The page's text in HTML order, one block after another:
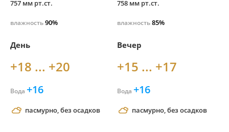
757 мм рт.ст.
влажность90%
758 мм рт.ст.
влажность85%
День
+18 ... +20
Вода +16
пасмурно, без осадков
Вечер
+15 ... +17
Вода +16
пасмурно, без осадков